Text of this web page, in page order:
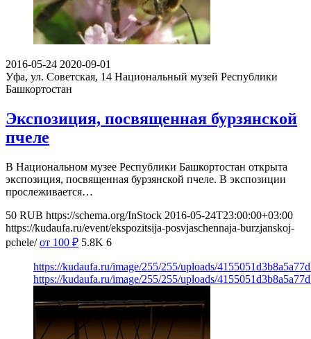
2016-05-24 2020-09-01
Уфа, ул. Советская, 14 Национальный музей Республики
Башкортостан
Экспозиция, посвященная бурзянской
пчеле
В Национальном музее Республики Башкортостан открыта
экспозиция, посвященная бурзянской пчеле. В экспозиции
прослеживается…
50 RUB https://schema.org/InStock 2016-05-24T23:00:00+03:00
https://kudaufa.ru/event/ekspozitsija-posvjaschennaja-burzjanskoj-
pchele/ от 100 ₽ 5.8K 6
https://kudaufa.ru/image/255/255/uploads/
https://kudaufa.ru/image/255/255/uploads/